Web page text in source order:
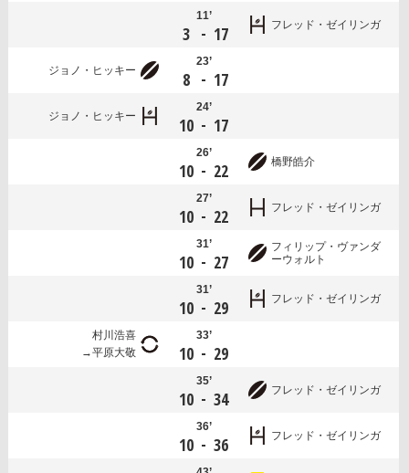
11’
3 - 17 フレッド・ゼイリンガ
ジョノ・ヒッキー
23’
8 - 17
ジョノ・ヒッキー
24’
10 - 17
26’
10 - 22 橋野皓介
27’
10 - 22 フレッド・ゼイリンガ
31’
10 - 27
フィリップ・ヴァンダ
ーウォルト
31’
10 - 29 フレッド・ゼイリンガ
村川浩喜
平原大敬
33’
10 - 29
35’
10 - 34 フレッド・ゼイリンガ
36’
10 - 36 フレッド・ゼイリンガ